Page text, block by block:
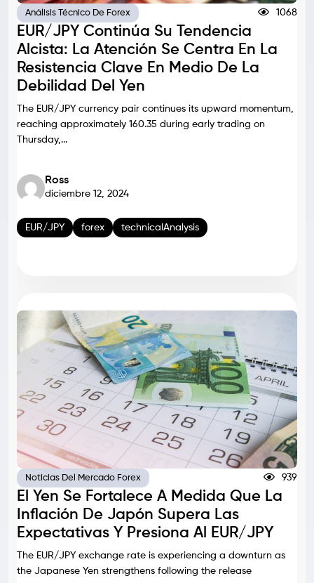
Análisis Técnico De Forex 1068
EUR/JPY Continúa Su Tendencia
Alcista: La Atención Se Centra En La
Resistencia Clave En Medio De La
Debilidad Del Yen
The EUR/JPY currency pair continues its upward momentum,
reaching approximately 160.35 during early trading on
Thursday,...
Ross
diciembre 12, 2024
EUR/JPY forex technicalAnalysis
Noticias Del Mercado Forex 939
El Yen Se Fortalece A Medida Que La
Inflación De Japón Supera Las
Expectativas Y Presiona Al EUR/JPY
The EUR/JPY exchange rate is experiencing a downturn as
the Japanese Yen strengthens following the release